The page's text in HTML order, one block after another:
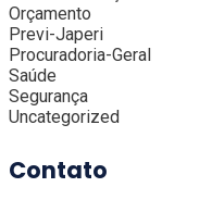
Orçamento
Previ-Japeri
Procuradoria-Geral
Saúde
Segurança
Uncategorized
Contato